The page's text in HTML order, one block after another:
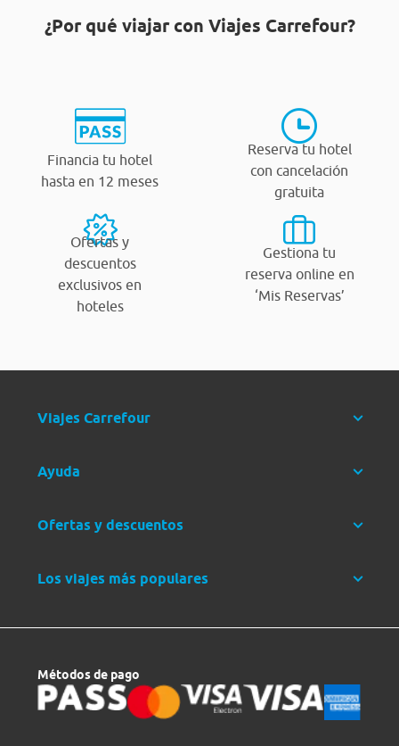
¿Por qué viajar con Viajes Carrefour?
Financia tu hotel
hasta en 12 meses
Reserva tu hotel
con cancelación
gratuita
Ofertas y
descuentos
exclusivos en
hoteles
Gestiona tu
reserva online en
‘Mis Reservas’
Viajes Carrefour
Ayuda
Ofertas y descuentos
Los viajes más populares
Métodos de pago